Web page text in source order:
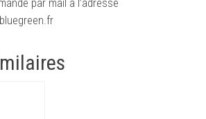
par mail à l’adresse